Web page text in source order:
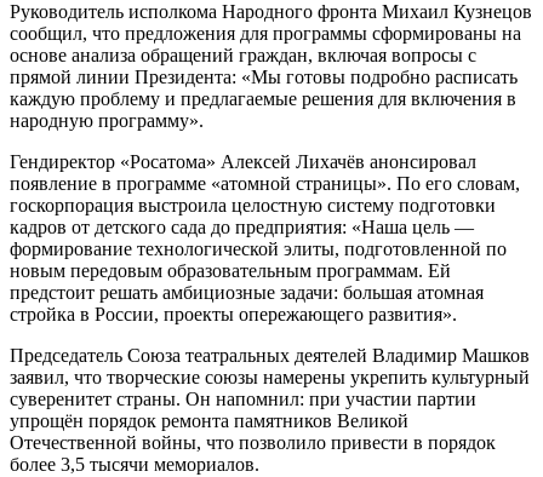
Руководитель исполкома Народного фронта Михаил Кузнецов
сообщил, что предложения для программы сформированы на
основе анализа обращений граждан, включая вопросы с
прямой линии Президента: «Мы готовы подробно расписать
каждую проблему и предлагаемые решения для включения в
народную программу».
Гендиректор «Росатома» Алексей Лихачёв анонсировал
появление в программе «атомной страницы». По его словам,
госкорпорация выстроила целостную систему подготовки
кадров от детского сада до предприятия: «Наша цель —
формирование технологической элиты, подготовленной по
новым передовым образовательным программам. Ей
предстоит решать амбициозные задачи: большая атомная
стройка в России, проекты опережающего развития».
Председатель Союза театральных деятелей Владимир Машков
заявил, что творческие союзы намерены укрепить культурный
суверенитет страны. Он напомнил: при участии партии
упрощён порядок ремонта памятников Великой
Отечественной войны, что позволило привести в порядок
более 3,5 тысячи мемориалов.